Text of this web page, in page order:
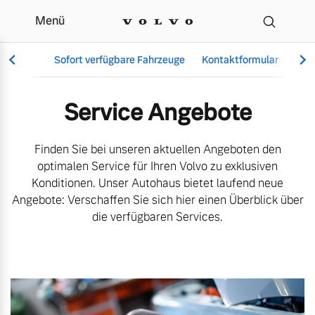
Aktuelle
Menü
Sofort verfügbare Fahrzeuge Kontaktformular
Vollelektrisch
6 Modelle
Geschäftskunden
Unser Team
Service Angebote
Finden Sie bei unseren aktuellen Angeboten den
optimalen Service für Ihren Volvo zu exklusiven
Konditionen. Unser Autohaus bietet laufend neue
Angebote: Verschaffen Sie sich hier einen Überblick über
die verfügbaren Services.